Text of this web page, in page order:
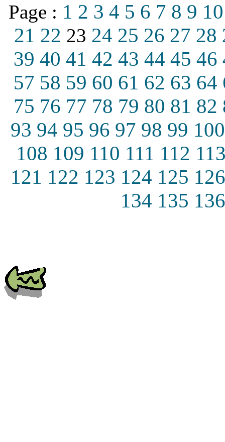
Page : 1 2 3 4 5 6 7 8 9 10
21 22 23 24 25 26 27 28
39 40 41 42 43 44 45 46
57 58 59 60 61 62 63 64
75 76 77 78 79 80 81 82
93 94 95 96 97 98 99 100
108 109 110 111 112
121 122 123 124 125 126
134 135 136